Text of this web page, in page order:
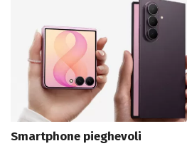
Smartphone pieghevoli